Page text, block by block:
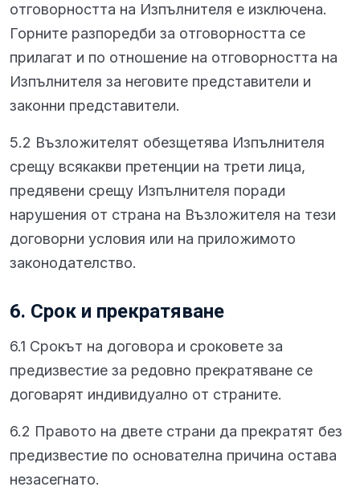
отговорността на Изпълнителя е изключена.
Горните разпоредби за отговорността се
прилагат и по отношение на отговорността на
Изпълнителя за неговите представители и
законни представители.
5.2 Възложителят обезщетява Изпълнителя
срещу всякакви претенции на трети лица,
предявени срещу Изпълнителя поради
нарушения от страна на Възложителя на тези
договорни условия или на приложимото
законодателство.
6. Срок и прекратяване
6.1 Срокът на договора и сроковете за
предизвестие за редовно прекратяване се
договарят индивидуално от страните.
6.2 Правото на двете страни да прекратят без
предизвестие по основателна причина остава
незасегнато.